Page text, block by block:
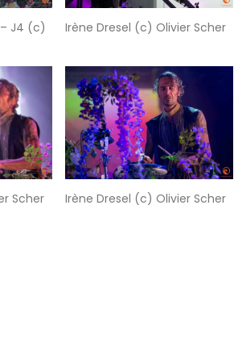
– J4 (c)
Irène Dresel (c) Olivier Scher
Scher Irène Dresel (c) Olivier Scher